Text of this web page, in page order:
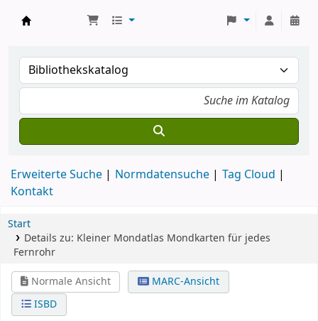
Erweiterte Suche Normdatensuche
Tag Cloud
Kontakt
Start
Details zu: Kleiner Mondatlas Mondkarten für jedes
Fernrohr
Normale Ansicht
MARC-Ansicht
ISBD